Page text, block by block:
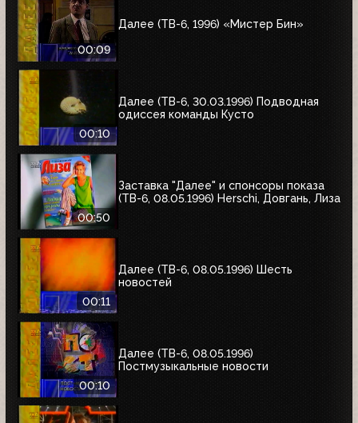
00:09
Далее (ТВ-6, 1996) «Мистер Бин»
00:10
Далее (ТВ-6, 30.03.1996) Подводная
одиссея команды Кусто
00:50
Заставка "Далее" и спонсоры показа
(ТВ-6, 08.05.1996) Herschi, Довгань, Лиза
00:11
Далее (ТВ-6, 08.05.1996) Шесть
новостей
00:10
Далее (ТВ-6, 08.05.1996)
Постмузыкальные новости